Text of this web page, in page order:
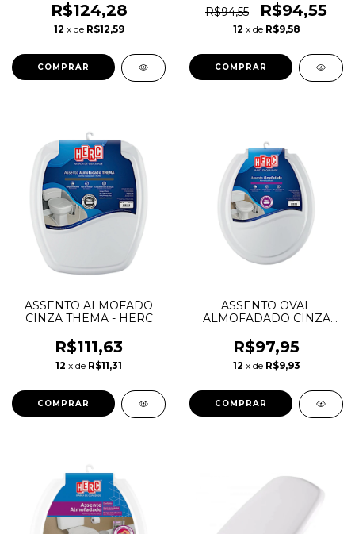
R$124,28
12 x de R$12,59
R$94,55
R$94,55
12 x de R$9,58
ASSENTO ALMOFADO
CINZA THEMA - HERC
R$111,63
12 x de R$11,31
ASSENTO OVAL
ALMOFADADO CINZA
R$97,95
12 x de R$9,93